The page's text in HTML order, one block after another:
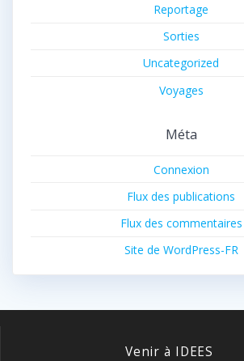
Reportage
Sorties
Uncategorized
Voyages
Méta
Connexion
Flux des publications
Flux des commentaires
Site de WordPress-FR
Venir à IDEES